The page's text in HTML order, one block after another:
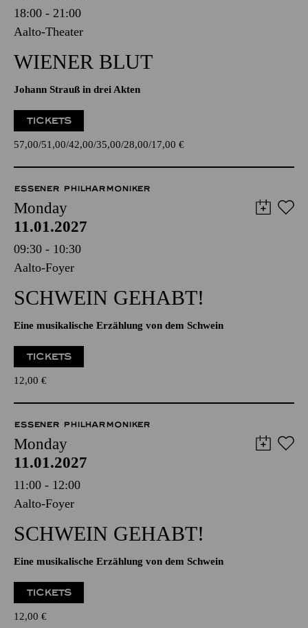
18:00 - 21:00
Aalto-Theater
WIENER BLUT
Johann Strauß in drei Akten
TICKETS
57,00 51,00 42,00 35,00 28,00 17,00 €
ESSENER PHILHARMONIKER
Monday
11.01.2027
09:30 - 10:30
Aalto-Foyer
SCHWEIN GEHABT!
Eine musikalische Erzählung von dem Schwein
TICKETS
12,00 €
ESSENER PHILHARMONIKER
Monday
11.01.2027
11:00 - 12:00
Aalto-Foyer
SCHWEIN GEHABT!
Eine musikalische Erzählung von dem Schwein
TICKETS
12,00 €